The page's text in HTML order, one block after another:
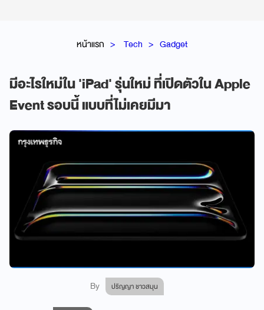
หน้าแรก Tech Gadget
มีอะไรใหม่ใน 'iPad' รุ่นใหม่ ที่เปิดตัวใน Apple
Event รอบนี้ แบบที่ไม่เคยมีมา
By ปริญญา ชาวสมุน